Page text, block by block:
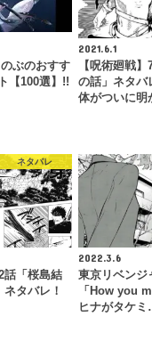
ぶのおすす
【100選】!!
2021.6.1
【呪術廻戦
の話」ネタバ
体がついに
ネタバレ
話「桜島結
タバレ！
2022.3.6
東京リベンジ
「How you
ヒナがタケ